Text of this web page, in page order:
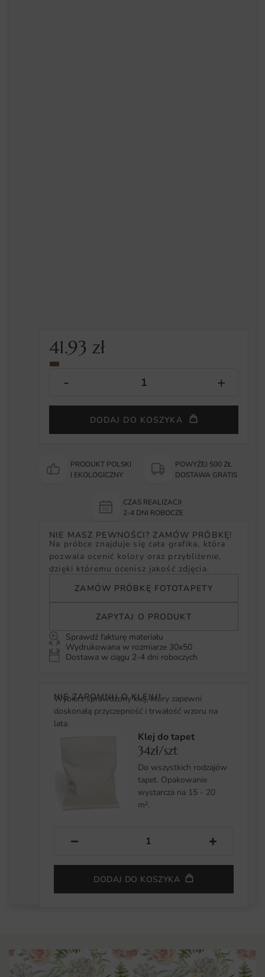
41.93zł
DODAJ DO KOSZYKA
PRODUKT POLSKI
I EKOLOGICZNY
POWYŻEJ 500 ZŁ
DOSTAWA GRATIS
CZAS REALIZACJI
2-4 DNI ROBOCZE
NIE MASZ PEWNOŚCI? ZAMÓW PRÓBKĘ!
Na próbce znajduje się cała grafika, która
pozwala ocenić kolory oraz przybliżenie,
dzięki któremu ocenisz jakość zdjęcia.
ZAMÓW PRÓBKĘ FOTOTAPETY
ZAPYTAJ O PRODUKT
Sprawdź fakturę materiału
Wydrukowana w rozmiarze 30x50
Dostawa w ciągu 2-4 dni roboczych
NIE ZAPOMNIJ O KLEJU!
Wybierz sprawdzony klej, który zapewni
doskonałą przyczepność i trwałość wzoru na
lata.
Klej do tapet
34zł/szt
Do wszystkich rodzajów
tapet. Opakowanie
wystarcza na 15 - 20
m².
− +
DODAJ DO KOSZYKA